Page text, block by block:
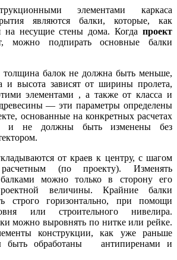
элементами каркаса
являются балки, которые, как
на несущие стены дома. Когда проект
можно подпирать основные балки
толщина балок не должна быть меньше,
высота зависят от ширины пролета,
элементами , а также от класса и
— эти параметры определены
основанные на конкретных расчетах
и не должны быть изменены без
от краев к центру, с шагом
расчетным (по проекту). Изменять
можно только в сторону его
величины. Крайние балки
строго горизонтально, при помощи
или строительного нивелира.
можно выровнять по нитке или рейке.
конструкции, как уже раньше
быть обработаны антипиренами и